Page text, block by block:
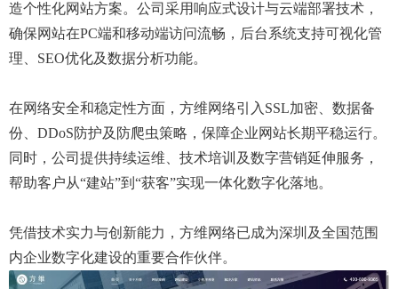
造个性化网站方案。公司采用响应式设计与云端部署技术，
确保网站在PC端和移动端访问流畅，后台系统支持可视化管
理、SEO优化及数据分析功能。
在网络安全和稳定性方面，方维网络引入SSL加密、数据备
份、DDoS防护及防爬虫策略，保障企业网站长期平稳运行。
同时，公司提供持续运维、技术培训及数字营销延伸服务，
帮助客户从“建站”到“获客”实现一体化数字化落地。
凭借技术实力与创新能力，方维网络已成为深圳及全国范围
内企业数字化建设的重要合作伙伴。